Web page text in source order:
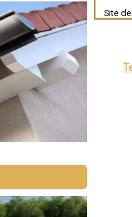
Auch
Site